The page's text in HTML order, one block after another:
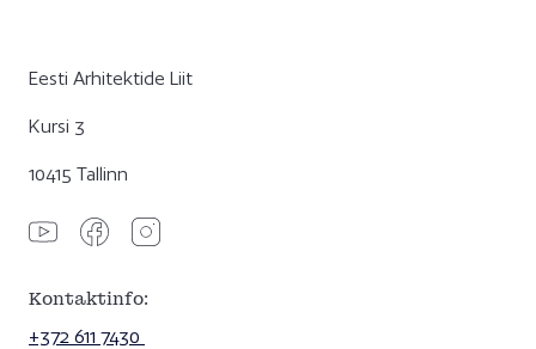
Eesti Arhitektide Liit
Kursi 3
10415 Tallinn
Kontaktinfo:
+372 611 7430